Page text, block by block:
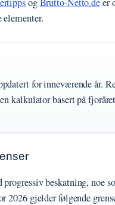
for inneværende år.
kalkulator basert på
beskatning, noe
2026 gjelder følgende